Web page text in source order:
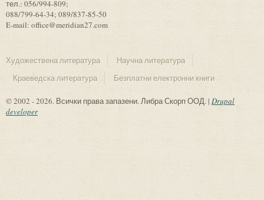
тел.: 056/994-809;
088/799-64-34; 089/837-85-50
E-mail: office@meridian27.com
Художествена литература
Научна литература
Краеведска литература
Безплатни електронни книги
© 2002 - 2026. Всички права запазени. Либра Скорп ООД. | Drupal
developer